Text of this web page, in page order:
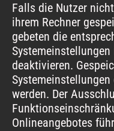
Falls die Nutzer
ihrem Rechner
gebeten die
deaktivieren.
werden. Der
Onlineangebotes